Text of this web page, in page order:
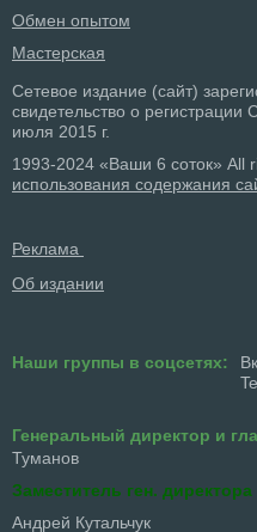
Обмен опытом
Мастерская
Сетевое издание (сайт)
свидетельство о
июля 2015 г.
1993-2024 «Ваши 6 соток» All
использования содержания
Реклама
Об издании
Наши группы в соцсетях:
Генеральный директор и
Туманов
Заместитель ген. директора
Андрей Кутальчук